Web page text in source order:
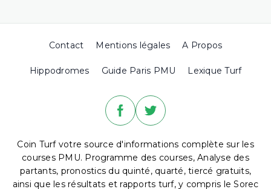
Contact Mentions légales A Propos
Hippodromes Guide Paris PMU Lexique Turf
Coin Turf votre source d'informations complète sur les
courses PMU. Programme des courses, Analyse des
partants, pronostics du quinté, quarté, tiercé gratuits,
ainsi que les résultats et rapports turf, y compris le Sorec